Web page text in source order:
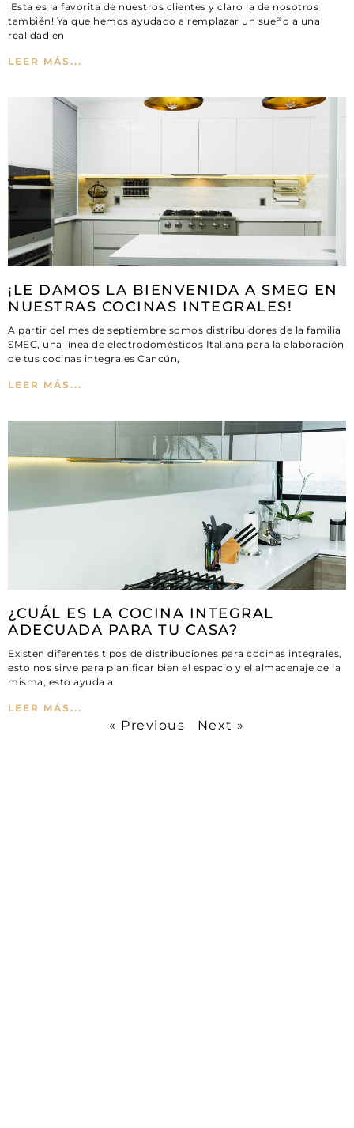
¡Esta es la favorita de nuestros clientes y claro la de nosotros
también! Ya que hemos ayudado a remplazar un sueño a una
realidad en
LEER MÁS...
¡LE DAMOS LA BIENVENIDA A SMEG EN
NUESTRAS COCINAS INTEGRALES!
A partir del mes de septiembre somos distribuidores de la familia
SMEG, una línea de electrodomésticos Italiana para la elaboración
de tus cocinas integrales Cancún,
LEER MÁS...
¿CUÁL ES LA COCINA INTEGRAL
ADECUADA PARA TU CASA?
Existen diferentes tipos de distribuciones para cocinas integrales,
esto nos sirve para planificar bien el espacio y el almacenaje de la
misma, esto ayuda a
LEER MÁS...
« Previous Next »